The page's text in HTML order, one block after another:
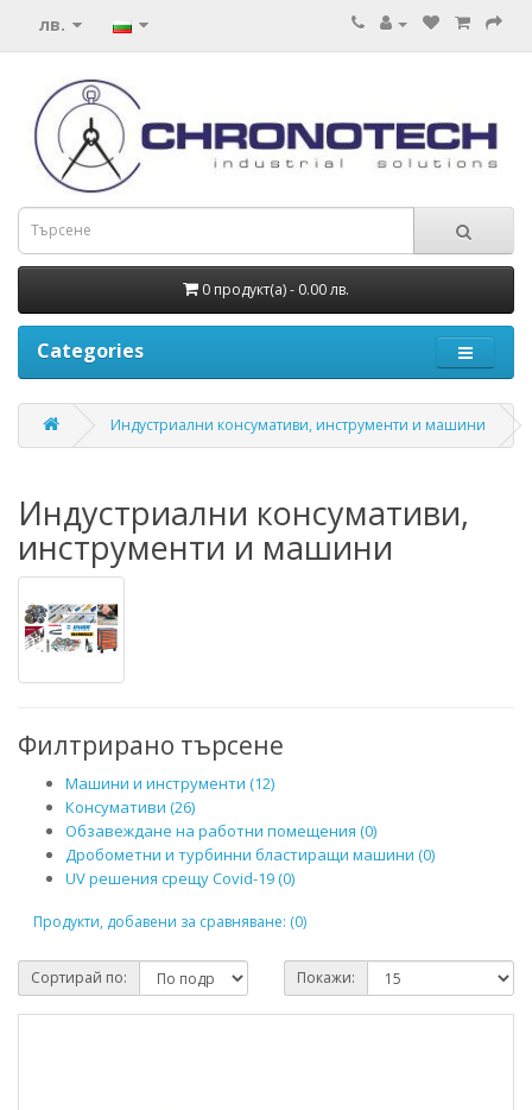
лв.
0 продукт(а) - 0.00 лв.
Categories
Индустриални консумативи, инструменти и машини
Индустриални консумативи,
инструменти и машини
Филтрирано търсене
Машини и инструменти (12)
Консумативи (26)
Обзавеждане на работни помещения (0)
Дробометни и турбинни бластиращи машини (0)
UV решения срещу Covid-19 (0)
Продукти, добавени за сравняване: (0)
Сортирай по: Покажи: